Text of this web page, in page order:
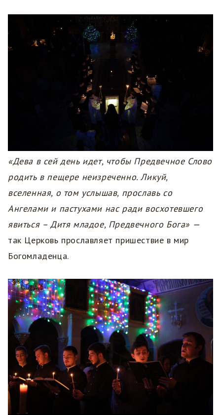
«Дева в сей день идет, чтобы Предвечное Слово
родить в пещере неизреченно. Ликуй,
вселенная, о том услышав, прославь со
Ангелами и пастухами нас ради восхотевшего
явиться – Дитя младое, Предвечного Бога» —
так Церковь прославляет пришествие в мир
Богомладенца.